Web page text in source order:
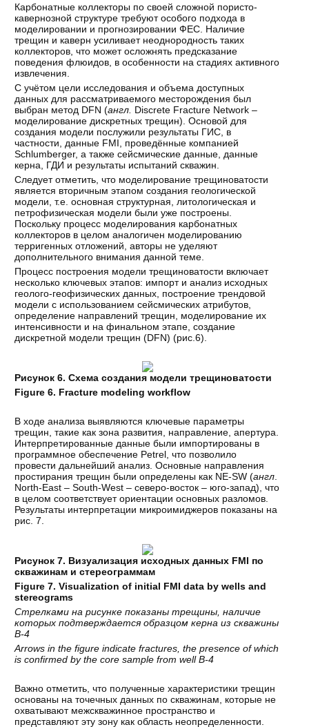
Карбонатные коллекторы по своей сложной пористо-
кавернозной структуре требуют особого подхода в
моделировании и прогнозировании ФЕС. Наличие
трещин и каверн усиливает неоднородность таких
коллекторов, что может осложнять предсказание
поведения флюидов, в особенности на стадиях активного
извлечения.
С учётом цели исследования и объема доступных
данных для рассматриваемого месторождения был
выбран метод DFN (англ. Discrete Fracture Network –
моделирование дискретных трещин). Основой для
создания модели послужили результаты ГИС, в
частности, данные FMI, проведённые компанией
Schlumberger, а также сейсмические данные, данные
керна, ГДИ и результаты испытаний скважин.
Следует отметить, что моделирование трещиноватости
является вторичным этапом создания геологической
модели, т.е. основная структурная, литологическая и
петрофизическая модели были уже построены.
Поскольку процесс моделирования карбонатных
коллекторов в целом аналогичен моделированию
терригенных отложений, авторы не уделяют
дополнительного внимания данной теме.
Процесс построения модели трещиноватости включает
несколько ключевых этапов: импорт и анализ исходных
геолого-геофизических данных, построение трендовой
модели с использованием сейсмических атрибутов,
определение направлений трещин, моделирование их
интенсивности и на финальном этапе, создание
дискретной модели трещин (DFN) (рис.6).
Рисунок 6. Схема создания модели трещиноватости
Figure 6. Fracture modeling workflow
В ходе анализа выявляются ключевые параметры
трещин, такие как зона развития, направление, апертура.
Интерпретированные данные были импортированы в
программное обеспечение Petrel, что позволило
провести дальнейший анализ. Основные направления
простирания трещин были определены как NE-SW (англ
North-East – South-West – северо-восток – юго-запад), что
в целом соответствует ориентации основных разломов.
Результаты интерпретации микроимиджеров показаны на
рис. 7.
Рисунок 7. Визуализация исходных данных FMI по
скважинам и стереограммам
Figure 7. Visualization of initial FMI data by wells and
stereograms
Стрелками на рисунке показаны трещины, наличие
которых подтверждается образцом керна из скважины
В-4
Arrows in the figure indicate fractures, the presence of which
is confirmed by the core sample from well B-4
Важно отметить, что полученные характеристики трещин
основаны на точечных данных по скважинам, которые не
охватывают межскважинное пространство и
представляют эту зону как область неопределенности.